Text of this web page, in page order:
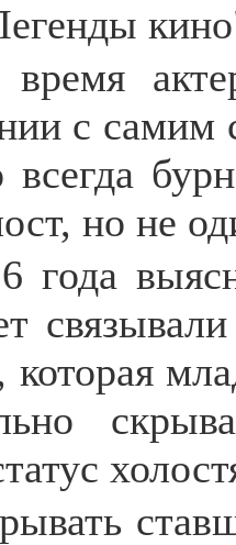
время
с
всегда
но не
года